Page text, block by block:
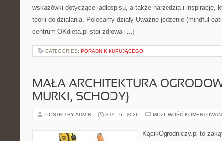
wskazówki dotyczące jadłospisu, a także narzędzia i inspiracje,
teorii do działania. Polecamy działy Uważne jedzenie (mindful
centrum OKdieta.pl stoi zdrowa […]
CATEGORIES: PORADNIK KUPUJĄCEGO
MAŁA ARCHITEKTURA
MURKI, SCHODY)
POSTED BY ADMIN STY - 5 - 2026 MOŻLIWOŚĆ
KącikOgrodniczy.pl to